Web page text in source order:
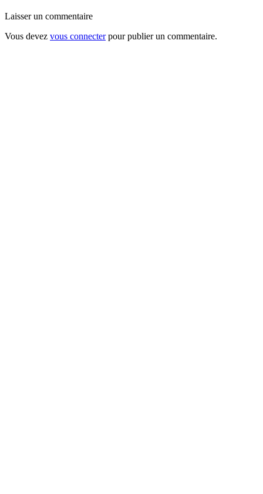
Laisser un commentaire
Vous devez vous connecterpour publier un commentaire.